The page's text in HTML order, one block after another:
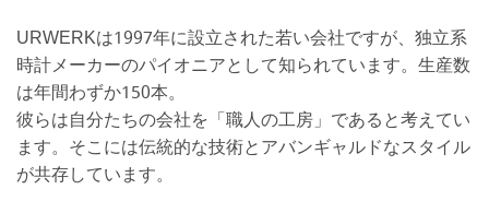
URWERKは1997年に設立された若い会社ですが、独立系
時計メーカーのパイオニアとして知られています。生産数
は年間わずか150本。
彼らは自分たちの会社を「職人の工房」であると考えてい
ます。そこには伝統的な技術とアバンギャルドなスタイル
が共存しています。